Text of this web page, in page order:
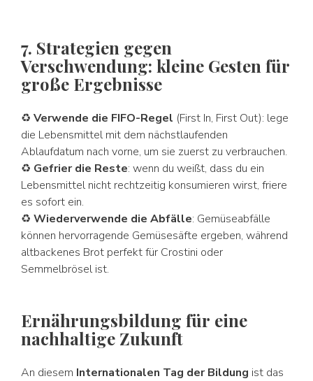
7. Strategien gegen
Verschwendung: kleine Gesten für
große Ergebnisse
♻ Verwende die FIFO-Regel (First In, First Out): lege
die Lebensmittel mit dem nächstlaufenden
Ablaufdatum nach vorne, um sie zuerst zu verbrauchen.
♻ Gefrier die Reste: wenn du weißt, dass du ein
Lebensmittel nicht rechtzeitig konsumieren wirst, friere
es sofort ein.
♻ Wiederverwende die Abfälle: Gemüseabfälle
können hervorragende Gemüsesäfte ergeben, während
altbackenes Brot perfekt für Crostini oder
Semmelbrösel ist.
Ernährungsbildung für eine
nachhaltige Zukunft
An diesem Internationalen Tag der Bildung ist das